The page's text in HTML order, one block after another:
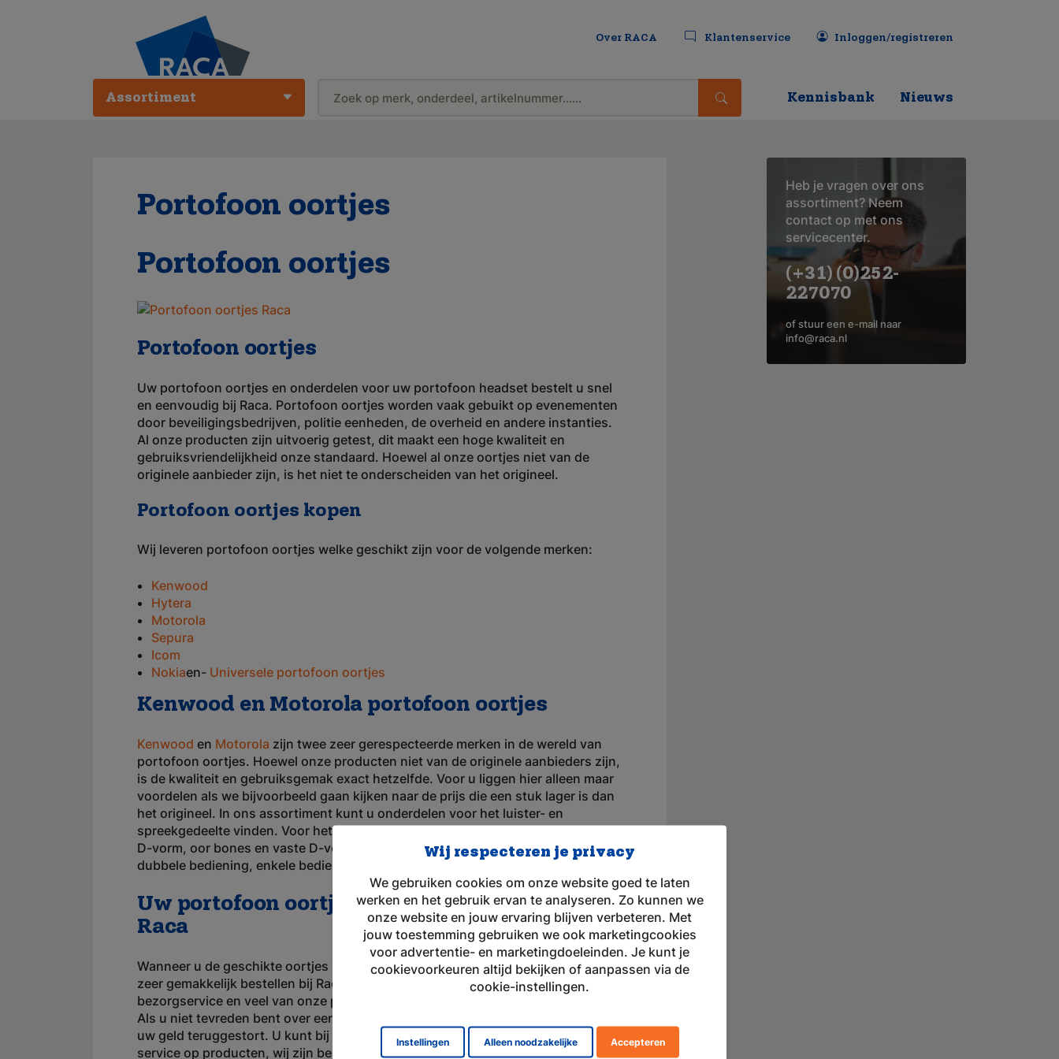
Over RACA Klantenservice Inloggen/registreren
Assortiment Kennisbank Nieuws
Portofoon oortjes
Portofoon oortjes
Portofoon oortjes
Uw portofoon oortjes en onderdelen voor uw portofoon headset bestelt u snel
en eenvoudig bij Raca. Portofoon oortjes worden vaak gebuikt op evenementen
door beveiligingsbedrijven, politie eenheden, de overheid en andere instanties.
Al onze producten zijn uitvoerig getest, dit maakt een hoge kwaliteit en
gebruiksvriendelijkheid onze standaard. Hoewel al onze oortjes niet van de
originele aanbieder zijn, is het niet te onderscheiden van het origineel.
Portofoon oortjes kopen
Wij leveren portofoon oortjes welke geschikt zijn voor de volgende merken:
Kenwood
Hytera
Motorola
Sepura
Icom
Nokiaen- Universele portofoon oortjes
Kenwood en Motorola portofoon oortjes
Kenwood en Motorola zijn twee zeer gerespecteerde merken in de wereld van
portofoon oortjes. Hoewel onze producten niet van de originele aanbieders zijn,
is de kwaliteit en gebruiksgemak exact hetzelfde. Voor u liggen hier alleen maar
voordelen als we bijvoorbeeld gaan kijken naar de prijs die een stuk lager is dan
het origineel. In ons assortiment kunt u onderdelen voor het luister- en
spreekgedeelte vinden. Voor het luistergedeelte bieden we Flextube, instelbare
D-vorm, oor bones en vaste D-vormen aan. Voor het spreekgedeelte bieden we
dubbele bediening, enkele bediening en spreeksleutels aan.
Uw portofoon oortjes eenvoudig bestellen bij
Raca
Wanneer u de geschikte oortjes voor uw portofoon heeft gevonden kunt u deze
zeer gemakkelijk bestellen bij Raca. Wij beschikken over een snelle
bezorgservice en veel van onze producten zijn op voorraad.
Als u niet tevreden bent over een van onze producten krijgt u zonder veel gedoe
uw geld teruggestort. U kunt bij ons terecht voor alle vragen wat betreft onze
service op producten, wij zijn bereikbaar per telefoon, e-mail of chat. Raca zet
Heb je vragen over ons
assortiment? Neem
contact op met ons
servicecenter.
(+31) (0)252-
227070
of stuur een e-mail naar
info@raca.nl
Wij respecteren je privacy
We gebruiken cookies om onze website goed te laten
werken en het gebruik ervan te analyseren. Zo kunnen we
onze website en jouw ervaring blijven verbeteren. Met
jouw toestemming gebruiken we ook marketingcookies
voor advertentie- en marketingdoeleinden. Je kunt je
cookievoorkeuren altijd bekijken of aanpassen via de
cookie-instellingen.
Instellingen Alleen noodzakelijke Accepteren